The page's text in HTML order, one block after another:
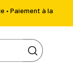
• Paiement à la